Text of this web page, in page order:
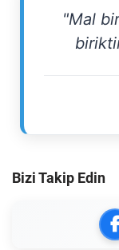
"Mal
Bizi Takip Edin